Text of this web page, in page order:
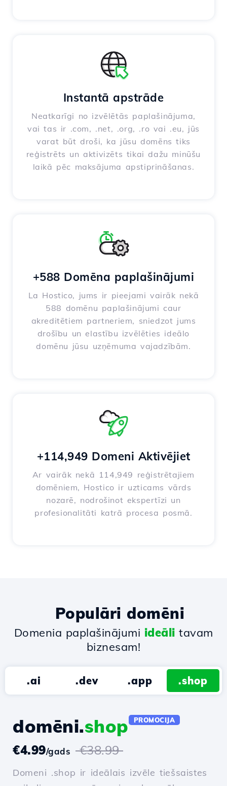
Instantā apstrāde
Neatkarīgi no izvēlētās paplašinājuma,
vai tas ir .com, .net, .org, .ro vai .eu, jūs
varat būt droši, ka jūsu domēns tiks
reģistrēts un aktivizēts tikai dažu minūšu
laikā pēc maksājuma apstiprināšanas.
+588 Domēna paplašinājumi
La Hostico, jums ir pieejami vairāk nekā
588 domēnu paplašinājumi caur
akreditētiem partneriem, sniedzot jums
drošību un elastību izvēlēties ideālo
domēnu jūsu uzņēmuma vajadzībām.
+114,949 Domeni Aktivējiet
Ar vairāk nekā 114,949 reģistrētajiem
domēniem, Hostico ir uzticams vārds
nozarē, nodrošinot ekspertīzi un
profesionalitāti katrā procesa posmā.
Populāri domēni
Domenia paplašinājumi ideāli tavam
biznesam!
.ai .dev .app .shop
domēni.shop PROMOCIJA
€4.99/gads €38.99
Domeni .shop ir ideālais izvēle tiešsaistes